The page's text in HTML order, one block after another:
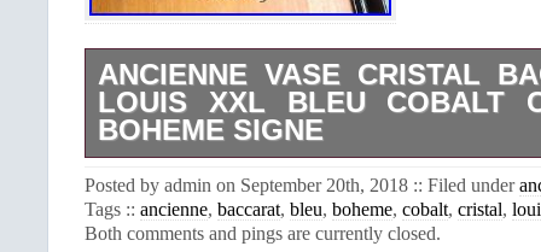
ANCIENNE VASE CRISTAL
LOUIS XXL BLEU COBALT
BOHEME SIGNE
cobalt TAILLE XXL numéroté 523/
cm x diamètre 21,5 cm / BELLE
JAMAIS SERVIS. TRES BON ETAT
Posted by admin on September 20th, 2018 :: Filed under
Tags :: ancienne, baccarat, bleu, boheme, cobalt, cristal,
Both comments and pings are currently closed.